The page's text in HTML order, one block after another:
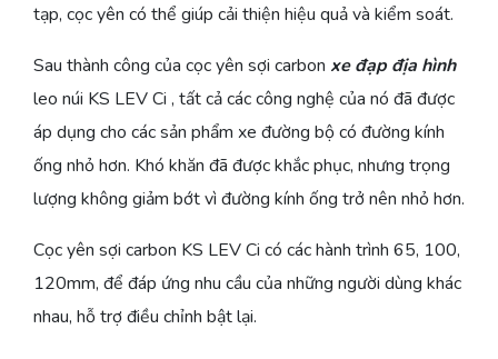
tạp, cọc yên có thể giúp cải thiện hiệu quả và kiểm soát.
Sau thành công của cọc yên sợi carbon xe đạp địa hình
leo núi KS LEV Ci , tất cả các công nghệ của nó đã được
áp dụng cho các sản phẩm xe đường bộ có đường kính
ống nhỏ hơn. Khó khăn đã được khắc phục, nhưng trọng
lượng không giảm bớt vì đường kính ống trở nên nhỏ hơn.
Cọc yên sợi carbon KS LEV Ci có các hành trình 65, 100,
120mm, để đáp ứng nhu cầu của những người dùng khác
nhau, hỗ trợ điều chỉnh bật lại.